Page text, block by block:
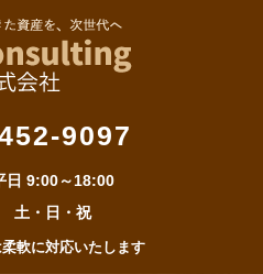
9097
日 9:00～18:00
土・日・祝
軟に対応いたします